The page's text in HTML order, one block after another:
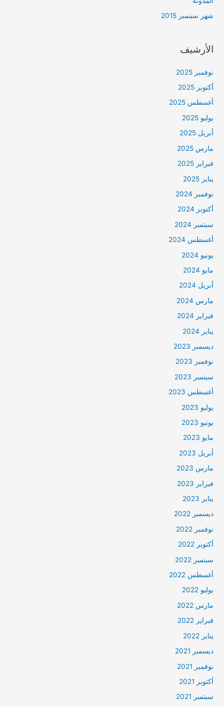
شهر سبتمبر 2015
الأرشيف
نوفمبر 2025
أكتوبر 2025
أغسطس 2025
يوليو 2025
أبريل 2025
مارس 2025
فبراير 2025
يناير 2025
نوفمبر 2024
أكتوبر 2024
سبتمبر 2024
أغسطس 2024
يونيو 2024
مايو 2024
أبريل 2024
مارس 2024
فبراير 2024
يناير 2024
ديسمبر 2023
نوفمبر 2023
سبتمبر 2023
أغسطس 2023
يوليو 2023
يونيو 2023
مايو 2023
أبريل 2023
مارس 2023
فبراير 2023
يناير 2023
ديسمبر 2022
نوفمبر 2022
أكتوبر 2022
سبتمبر 2022
أغسطس 2022
يوليو 2022
مارس 2022
فبراير 2022
يناير 2022
ديسمبر 2021
نوفمبر 2021
أكتوبر 2021
سبتمبر 2021